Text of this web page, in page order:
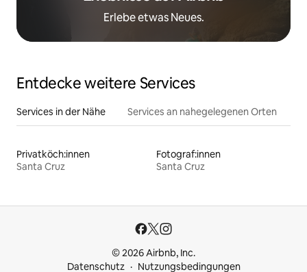
Erlebe etwas Neues.
Entdecke weitere Services
Services in der Nähe Services an nahegelegenen Orten
Privatköch:innen
Santa Cruz
Fotograf:innen
Santa Cruz
© 2026 Airbnb, Inc.
Datenschutz
Nutzungsbedingungen